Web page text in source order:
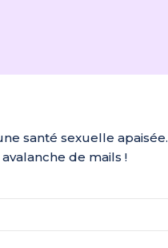
santé sexuelle apaisée.
de mails !